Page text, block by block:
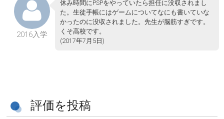
2016入学
休み時間にPSPをやっていたら担任に没収されまし
た。生徒手帳にはゲームについてなにも書いていな
かったのに没収されました。先生が脳筋すぎです。
くそ高校です。
(2017年7月5日)
評価を投稿